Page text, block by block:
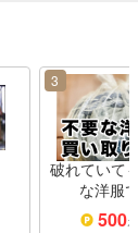
3
破れていて
な洋服
500